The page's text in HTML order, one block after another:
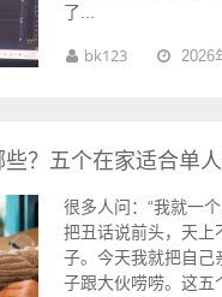
了...
bk123 2026
？五个在家适合单
很多人问：“我就一
把丑话说前头，天上
子。今天我就把自己
子跟大伙唠唠。这五